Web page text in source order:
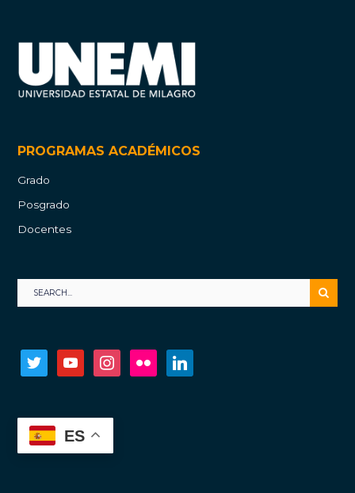
PROGRAMAS ACADÉMICOS
Grado
Posgrado
Docentes
twitter youtube instagramflickr
ES